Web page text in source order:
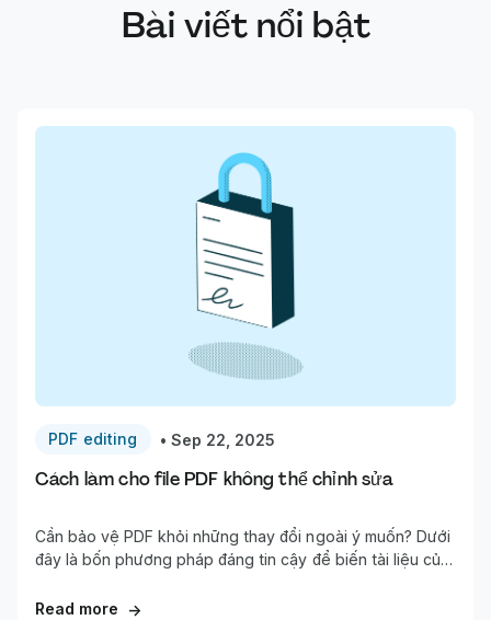
Bài viết nổi bật
PDF editing • Sep 22, 2025
Cách làm cho file PDF không thể chỉnh sửa
Cần bảo vệ PDF khỏi những thay đổi ngoài ý muốn? Dưới
đây là bốn phương pháp đáng tin cậy để biến tài liệu của
các kỹ thuật làm phẳng nâng cao.
Read more →